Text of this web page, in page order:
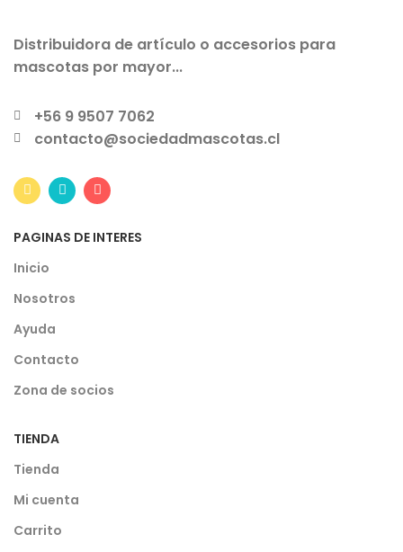
Distribuidora de artículo o accesorios para
mascotas por mayor...
+56 9 9507 7062
contacto@sociedadmascotas.cl
PAGINAS DE INTERES
Inicio
Nosotros
Ayuda
Contacto
Zona de socios
TIENDA
Tienda
Mi cuenta
Carrito